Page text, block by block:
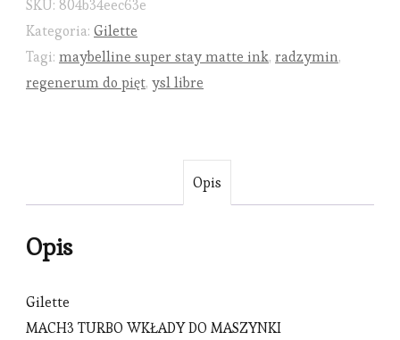
SKU: 804b34eec63e
Kategoria: Gilette
Tagi: maybelline super stay matte ink, radzymin,
regenerum do pięt, ysl libre
Opis
Opis
Gilette
MACH3 TURBO WKŁADY DO MASZYNKI